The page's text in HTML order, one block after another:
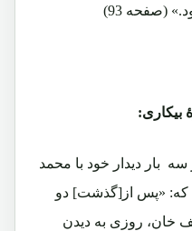
(صفحه 93)
بیکاری:
سه بار دیدار خود با محمد
که: «پس از[گذشت] دو
خان، روزی به دیدن